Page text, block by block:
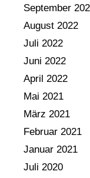
September
August 2022
Juli 2022
Juni 2022
April 2022
Mai 2021
März 2021
Februar 2021
Januar 2021
Juli 2020